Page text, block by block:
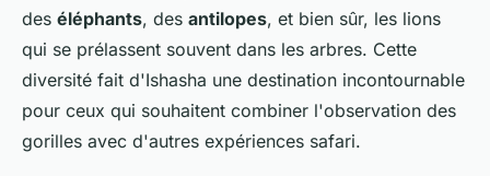
des éléphants, des antilopes, et bien sûr, les lions
qui se prélassent souvent dans les arbres. Cette
diversité fait d'Ishasha une destination incontournable
pour ceux qui souhaitent combiner l'observation des
gorilles avec d'autres expériences safari.